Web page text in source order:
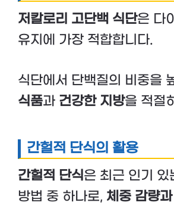
저칼로리 고단백 식단은 다
유지에 가장 적합합니다.
식단에서 단백질의 비중을
식품과 건강한 지방을 적절
간헐적 단식의 활용
간헐적 단식은 최근 인기 있
방법 중 하나로, 체중 감량